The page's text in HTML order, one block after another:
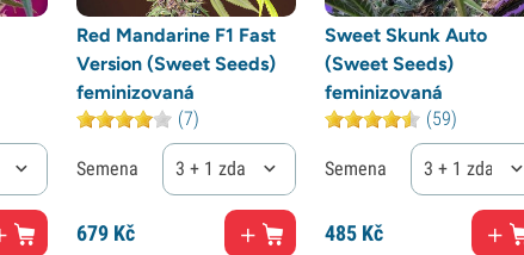
Red Mandarine F1 Fast
Version (Sweet Seeds)
feminizovaná
(7)
Semena 3 + 1 zdarma
679 Kč
Sweet Skunk Auto
(Sweet Seeds)
feminizovaná
(59)
Semena 3 + 1 zdarma
485Kč